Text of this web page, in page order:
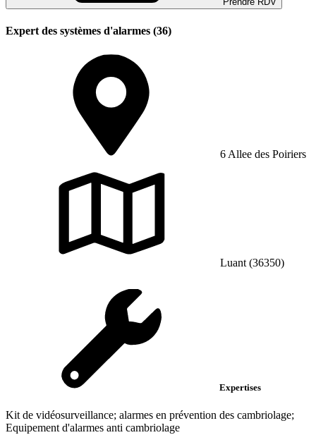
Expert des systèmes d'alarmes (36)
6 Allee des Poiriers
Luant (36350)
Expertises
Kit de vidéosurveillance; alarmes en prévention des cambriolage;
Equipement d'alarmes anti cambriolage